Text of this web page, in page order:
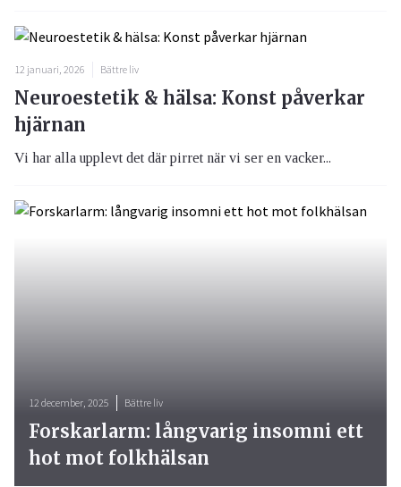
12 januari, 2026 Bättre liv
Neuroestetik & hälsa: Konst påverkar
hjärnan
Vi har alla upplevt det där pirret när vi ser en vacker...
12 december, 2025 Bättre liv
Forskarlarm: långvarig insomni ett
hot mot folkhälsan